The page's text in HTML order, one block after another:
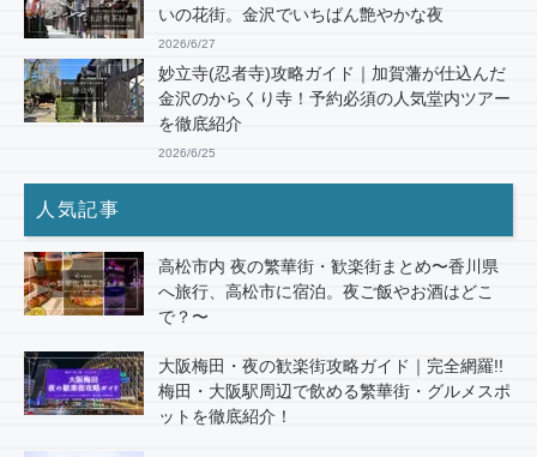
いの花街。金沢でいちばん艶やかな夜
2026/6/27
妙立寺(忍者寺)攻略ガイド｜加賀藩が仕込んだ
金沢のからくり寺！予約必須の人気堂内ツアー
を徹底紹介
2026/6/25
人気記事
高松市内 夜の繁華街・歓楽街まとめ〜香川県
へ旅行、高松市に宿泊。夜ご飯やお酒はどこ
で？〜
大阪梅田・夜の歓楽街攻略ガイド｜完全網羅!!
梅田・大阪駅周辺で飲める繁華街・グルメスポ
ットを徹底紹介！